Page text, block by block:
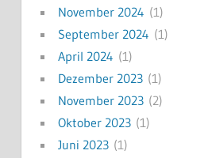
November 2024 (1)
September 2024 (1)
April 2024 (1)
Dezember 2023(1)
November 2023(2)
Oktober 2023(1)
Juni 2023(1)